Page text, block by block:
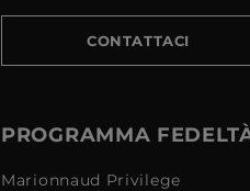
CONTATTACI
PROGRAMMA
Marionnaud Privilege